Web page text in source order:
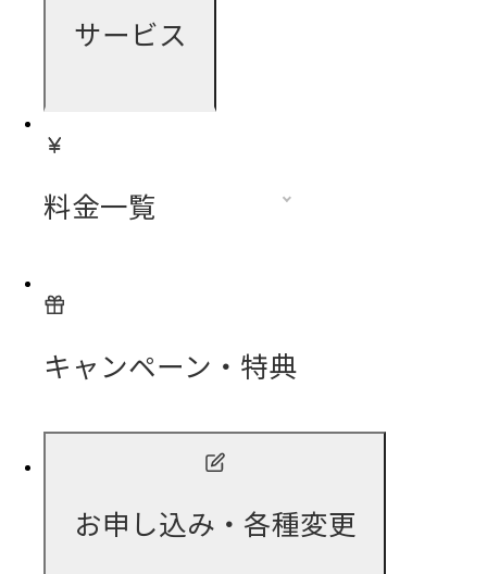
サービス
料金一覧
キャンペーン・特典
お申し込み・各種変更